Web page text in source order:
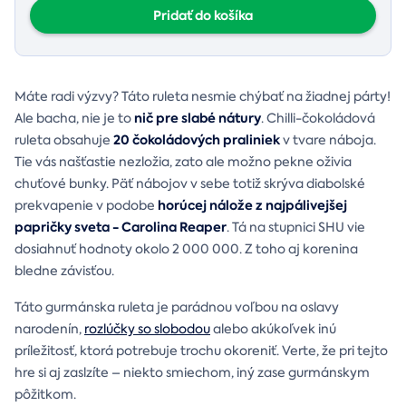
Pridať do košíka
Máte radi výzvy? Táto ruleta nesmie chýbať na žiadnej párty!
Ale bacha, nie je tonič pre slabé nátury. Chilli-čokoládová
ruleta obsahuje 20 čokoládových praliniekv tvare náboja.
Tie vás našťastie nezložia, zato ale možno pekne oživia
chuťové bunky. Päť nábojov v sebe totiž skrýva diabolské
prekvapenie v podobe horúcej nálože z najpálivejšej
papričky sveta - Carolina Reaper. Tá na stupnici SHU vie
dosiahnuť hodnoty okolo 2 000 000. Z toho aj korenina
bledne závisťou.
Táto gurmánska ruleta je parádnou voľbou na oslavy
narodenín, rozlúčky so slobodoualebo akúkoľvek inú
príležitosť, ktorá potrebuje trochu okoreniť. Verte, že pri tejto
hre si aj zaslzíte – niekto smiechom, iný zase gurmánskym
pôžitkom.